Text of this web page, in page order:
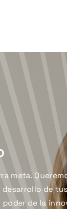
meta.
desarrollo de
de la